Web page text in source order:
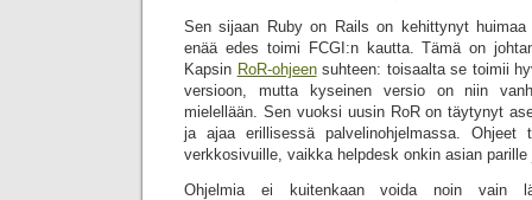
Sen sijaan Ruby on Rails on kehittynyt
enää edes toimi FCGI:n kautta. Tämä on
Kapsin RoR-ohjeensuhteen: toisaalta se toimii
versioon, mutta kyseinen versio on niin
mielellään. Sen vuoksi uusin RoR on täytynyt
ja ajaa erillisessä palvelinohjelmassa. Ohjeet
verkkosivuille, vaikka helpdesk onkin asian parille
Ohjelmia ei kuitenkaan voida noin vain